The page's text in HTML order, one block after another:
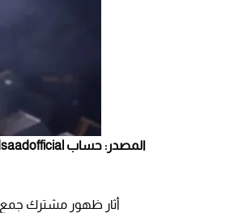
المصدر: حساب ahmedsaadofficial على إنستغرام
أثار ظهور مشترك